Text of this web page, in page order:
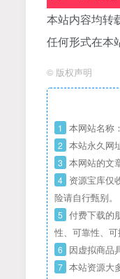
本站内容均转
任何形式在本
© 版权声明
1 本网站名称：
2 本站永久网
3 本网站的文
4 资源宝库仅
险请自行甄别。
5 付费下载的
性、可靠性、可
6 因虚拟商品
7 本站资源大